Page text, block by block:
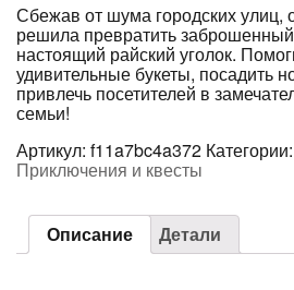
Сбежав от шума городских улиц,
решила превратить
настоящий райский уголок.
удивительные букеты, посадить
привлечь посетителей в
семьи!
Артикул: f11a7bc4a372 Категории:
Приключения и квесты
Описание Детали